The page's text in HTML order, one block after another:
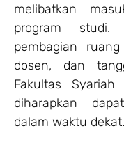
melibatkan
program studi.
pembagian
dosen, dan
Fakultas
diharapkan
dalam waktu dekat.